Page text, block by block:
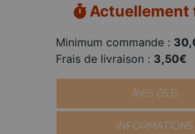
Actuellement
Minimum commande :
Frais de livraison : 3,50€
AVIS (153)
INFORMATIONS